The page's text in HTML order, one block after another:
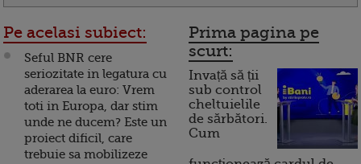
Pe acelasi subiect:
Seful BNR cere
seriozitate in legatura cu
aderarea la euro: Vrem
toti in Europa, dar stim
unde ne ducem? Este un
proiect dificil, care
trebuie sa mobilizeze
Prima pagina pe
scurt:
Invață să ții
sub control
cheltuielile
de sărbători.
Cum